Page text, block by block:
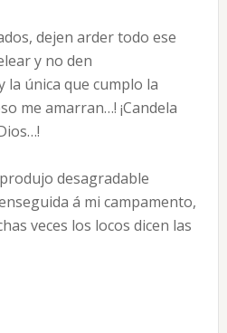
dejen arder todo ese
y no den
la única que cumplo la
me amarran…! ¡Candela
desagradable
á mi campamento,
veces los locos dicen las